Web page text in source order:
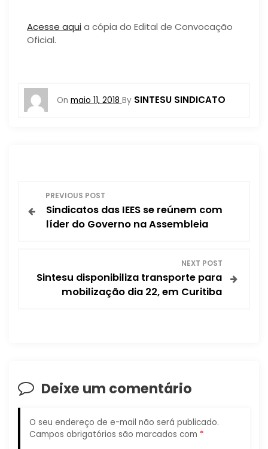
Acesse aquia cópia do Edital de Convocação
Oficial.
On maio 11, 2018 By SINTESU SINDICATO
a
ã
o
d
PREVIOUS POST
Sindicatos das IEES se reúnem com
líder do Governo na Assembleia
NEXT POST
Sintesu disponibiliza transporte para
mobilização dia 22, em Curitiba
Deixe um comentário
O seu endereço de e-mail não será publicado.
Campos obrigatórios são marcados com *